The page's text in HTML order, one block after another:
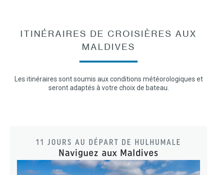
ITINÉRAIRES DE CROISIÈRES AUX
MALDIVES
Les itinéraires sont soumis aux conditions météorologiques et
seront adaptés à votre choix de bateau.
11 JOURS AU DÉPART DE HULHUMALE
Naviguez aux Maldives